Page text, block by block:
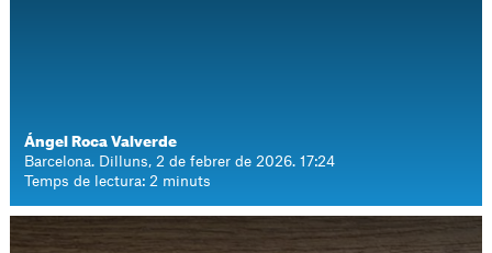
Ángel Roca Valverde
Barcelona. Dilluns, 2 de febrer de 2026. 17:24
Temps de lectura: 2 minuts